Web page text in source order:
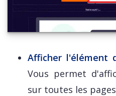
Afficher l'élément
Vous permet
sur toutes les